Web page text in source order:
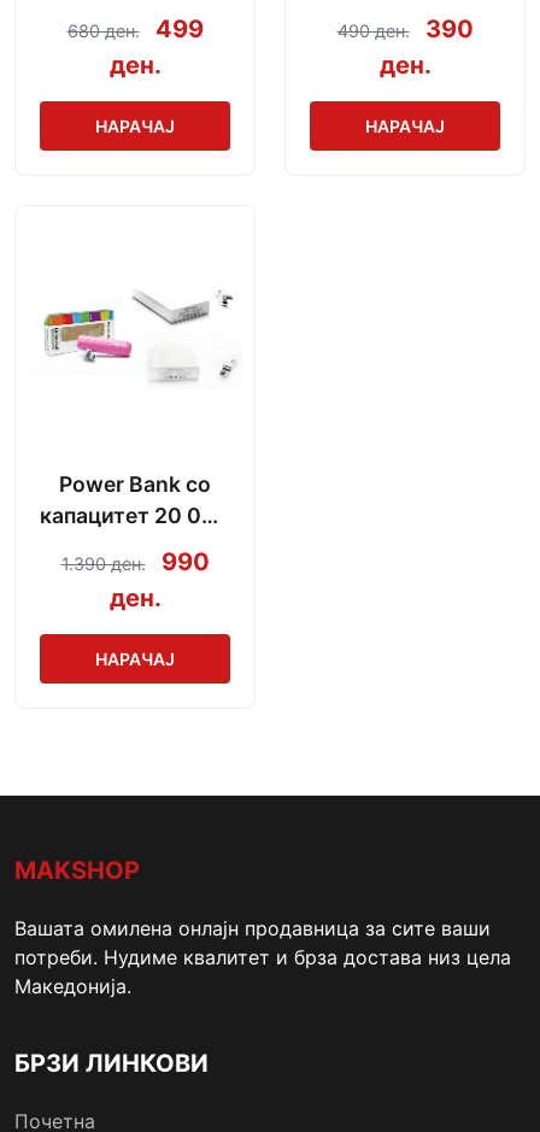
Android со модел
по избор
680 ден.
499
ден.
НАРАЧАЈ
mAh + кабел за
полнење
490 ден.
390
ден.
НАРАЧАЈ
Power Bank со
капацитет 20 000
mAh + кабел за
полнење
1.390 ден.
990
ден.
НАРАЧАЈ
MAKSHOP
Вашата омилена онлајн продавница за сите ваши
потреби. Нудиме квалитет и брза достава низ цела
Македонија.
БРЗИ ЛИНКОВИ
Почетна